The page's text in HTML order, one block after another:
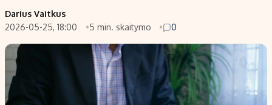
Darius Vaitkus
2026-05-25, 18:00
5 min. skaitymo 0